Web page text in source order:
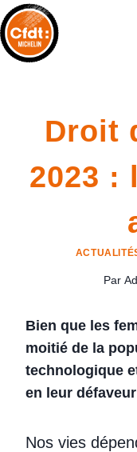
Droit
2023 :
Par
Bien que les
moitié de la
technologique
en leur
Nos vies